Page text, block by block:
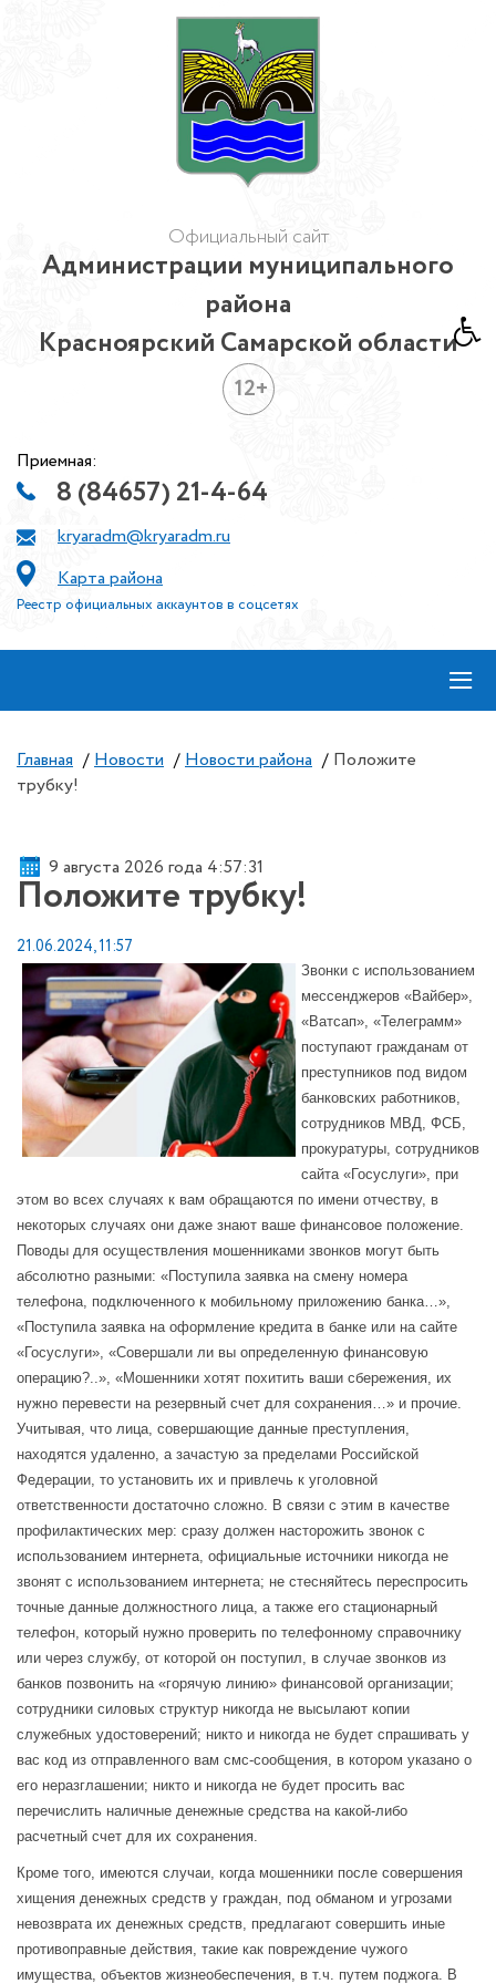
Официальный сайт
Администрации муниципального
района
Красноярский Самарской области
12+
Приемная:
8 (84657) 21-4-64
kryaradm@kryaradm.ru
Карта района
Реестр официальных аккаунтов в соцсетях
≡
Главная / Новости / Новости района / Положите
трубку!
9 августа 2026 года 4:57:31
Положите трубку!
21.06.2024, 11:57
Звонки с использованием
мессенджеров «Вайбер»,
«Ватсап», «Телеграмм»
поступают гражданам от
преступников под видом
банковских работников,
сотрудников МВД, ФСБ,
прокуратуры, сотрудников
сайта «Госуслуги», при
этом во всех случаях к вам обращаются по имени отчеству, в
некоторых случаях они даже знают ваше финансовое положение.
Поводы для осуществления мошенниками звонков могут быть
абсолютно разными: «Поступила заявка на смену номера
телефона, подключенного к мобильному приложению банка…»,
«Поступила заявка на оформление кредита в банке или на сайте
«Госуслуги», «Совершали ли вы определенную финансовую
операцию?..», «Мошенники хотят похитить ваши сбережения, их
нужно перевести на резервный счет для сохранения…» и прочие.
Учитывая, что лица, совершающие данные преступления,
находятся удаленно, а зачастую за пределами Российской
Федерации, то установить их и привлечь к уголовной
ответственности достаточно сложно. В связи с этим в качестве
профилактических мер: сразу должен насторожить звонок с
использованием интернета, официальные источники никогда не
звонят с использованием интернета; не стесняйтесь переспросить
точные данные должностного лица, а также его стационарный
телефон, который нужно проверить по телефонному справочнику
или через службу, от которой он поступил, в случае звонков из
банков позвонить на «горячую линию» финансовой организации;
сотрудники силовых структур никогда не высылают копии
служебных удостоверений; никто и никогда не будет спрашивать у
вас код из отправленного вам смс-сообщения, в котором указано о
его неразглашении; никто и никогда не будет просить вас
перечислить наличные денежные средства на какой-либо
расчетный счет для их сохранения.
Кроме того, имеются случаи, когда мошенники после совершения
хищения денежных средств у граждан, под обманом и угрозами
невозврата их денежных средств, предлагают совершить иные
противоправные действия, такие как повреждение чужого
имущества, объектов жизнеобеспечения, в т.ч. путем поджога. В